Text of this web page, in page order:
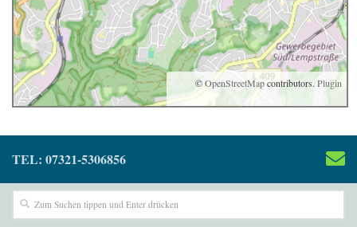
©OpenStreetMapcontributors. Plugin
TEL: 07321-5306856